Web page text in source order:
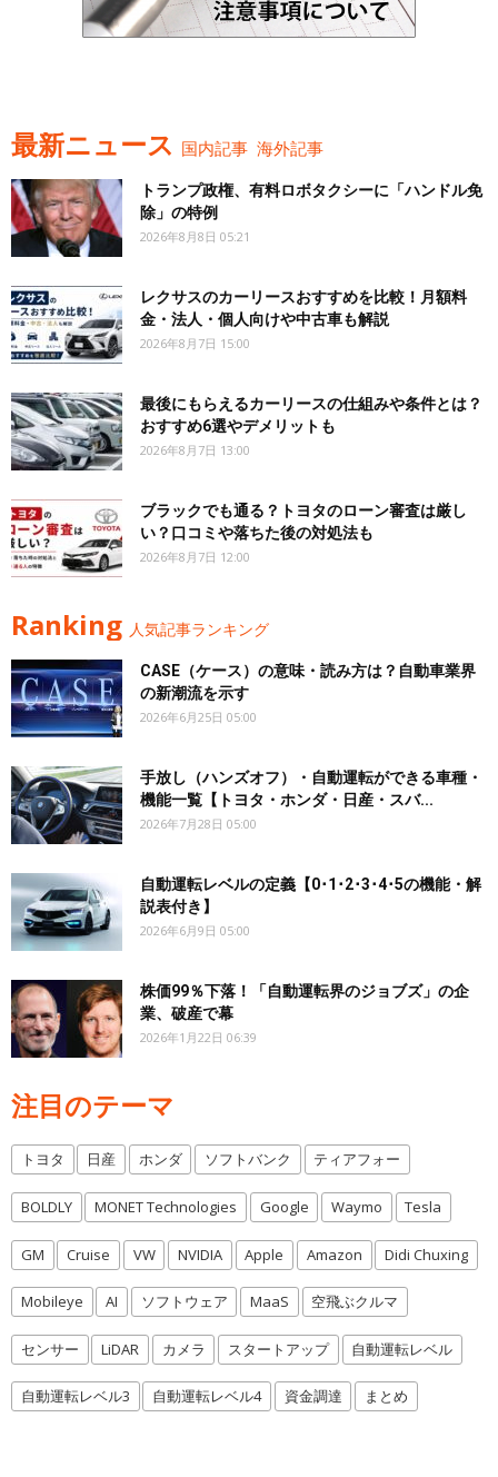
最新ニュース 国内記事 海外記事
トランプ政権、有料ロボタクシーに「ハンドル免
除」の特例
2026年8月8日 05:21
レクサスのカーリースおすすめを比較！月額料
金・法人・個人向けや中古車も解説
2026年8月7日 15:00
最後にもらえるカーリースの仕組みや条件とは？
おすすめ6選やデメリットも
2026年8月7日 13:00
ブラックでも通る？トヨタのローン審査は厳し
い？口コミや落ちた後の対処法も
2026年8月7日 12:00
Ranking 人気記事ランキング
CASE（ケース）の意味・読み方は？自動車業界
の新潮流を示す
2026年6月25日 05:00
手放し（ハンズオフ）・自動運転ができる車種・
機能一覧【トヨタ・ホンダ・日産・スバ...
2026年7月28日 05:00
自動運転レベルの定義【0･1･2･3･4･5の機能・解
説表付き】
2026年6月9日 05:00
株価99％下落！「自動運転界のジョブズ」の企
業、破産で幕
2026年1月22日 06:39
注目のテーマ
トヨタ 日産 ホンダ ソフトバンク ティアフォー
BOLDLY MONET Technologies Google Waymo Tesla
GM Cruise VW NVIDIA Apple Amazon Didi Chuxing
Mobileye AI ソフトウェア MaaS 空飛ぶクルマ
センサー LiDAR カメラ スタートアップ 自動運転レベル
自動運転レベル3 自動運転レベル4 資金調達 まとめ